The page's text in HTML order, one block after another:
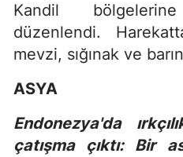
Kandil
düzenlendi.
mevzi, sığınak ve
ASYA
Endonezya'da
çatışma çıktı: Bir